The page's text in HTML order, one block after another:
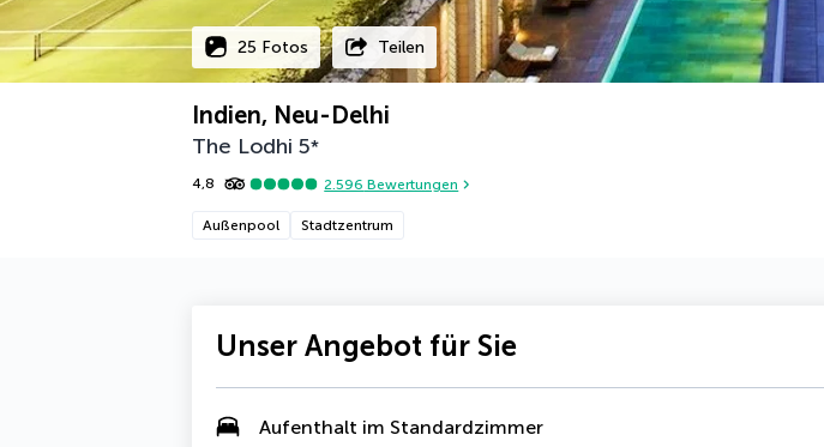
25 Fotos Teilen
Indien, Neu-Delhi
The Lodhi 5*
4,8 2.596 Bewertungen
Außenpool Stadtzentrum
Unser Angebot für Sie
Aufenthalt im Standardzimmer